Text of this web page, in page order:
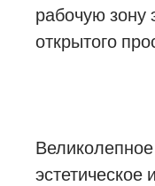
рабочую зону
открытого
Великолепное
эстетическое и